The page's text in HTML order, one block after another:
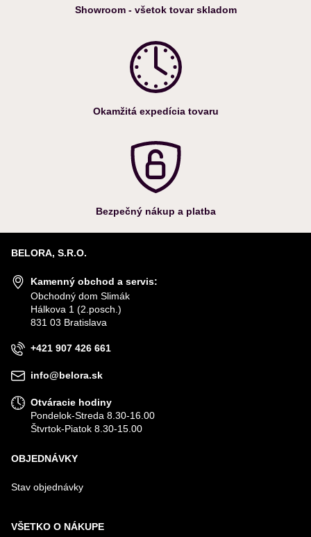
Showroom - všetok tovar skladom
Okamžitá expedícia tovaru
Bezpečný nákup a platba
BELORA, S.R.O.
Kamenný obchod a servis:
Obchodný dom Slimák
Hálkova 1 (2.posch.)
831 03 Bratislava
+421 907 426 661
info@belora.sk
Otváracie hodiny
Pondelok-Streda 8.30-16.00
Štvrtok-Piatok 8.30-15.00
OBJEDNÁVKY
Stav objednávky
VŠETKO O NÁKUPE